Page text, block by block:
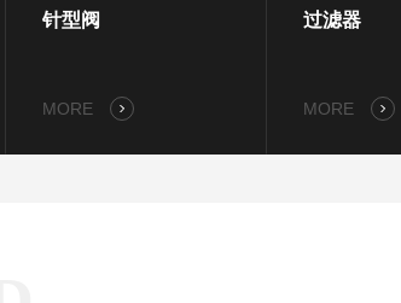
针型阀
MORE
过滤器
MORE